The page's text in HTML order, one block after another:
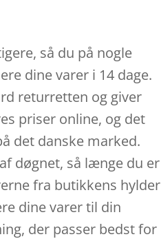
så du på nogle
dine varer i 14 dage.
returretten og giver
priser online, og det
det danske marked.
døgnet, så længe du er
fra butikkens hylder
dine varer til din
der passer bedst for